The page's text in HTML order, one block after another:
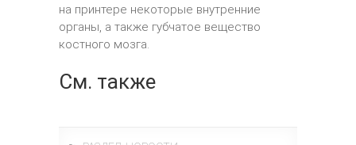
на принтере некоторые внутренние
органы, а также губчатое вещество
костного мозга.
См. также